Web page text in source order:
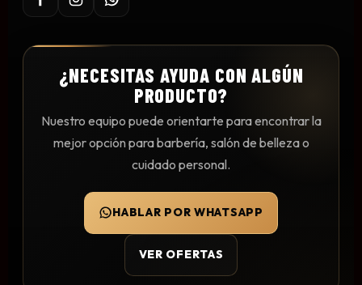
Máquinas de Pedicura
Removedor de Callos
Cremas y Scrubs
Equipos y Más
¿NECESITAS AYUDA CON ALGÚN
PRODUCTO?
Nuestro equipo puede orientarte para encontrar la
mejor opción para barbería, salón de belleza o
cuidado personal.
HABLAR POR WHATSAPP
VER OFERTAS